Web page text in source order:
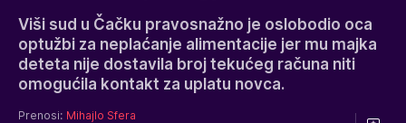
Viši sud u Čačku pravosnažno je oslobodio oca
optužbi za neplaćanje alimentacije jer mu majka
deteta nije dostavila broj tekućeg računa niti
omogućila kontakt za uplatu novca.
Prenosi: Mihajlo Sfera